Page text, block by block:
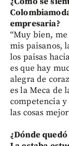
empresaria?
“Muy bien,
mis paisanos,
los paisas
es que hay
alegra de
es la Meca de
competencia
las cosas
¿Dónde